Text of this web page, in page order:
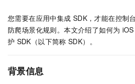
您需要在应用中集成 SDK，才能在控制台
防爬场景化规则。本文介绍了如何为 iOS
护 SDK（以下简称 SDK）。
背景信息